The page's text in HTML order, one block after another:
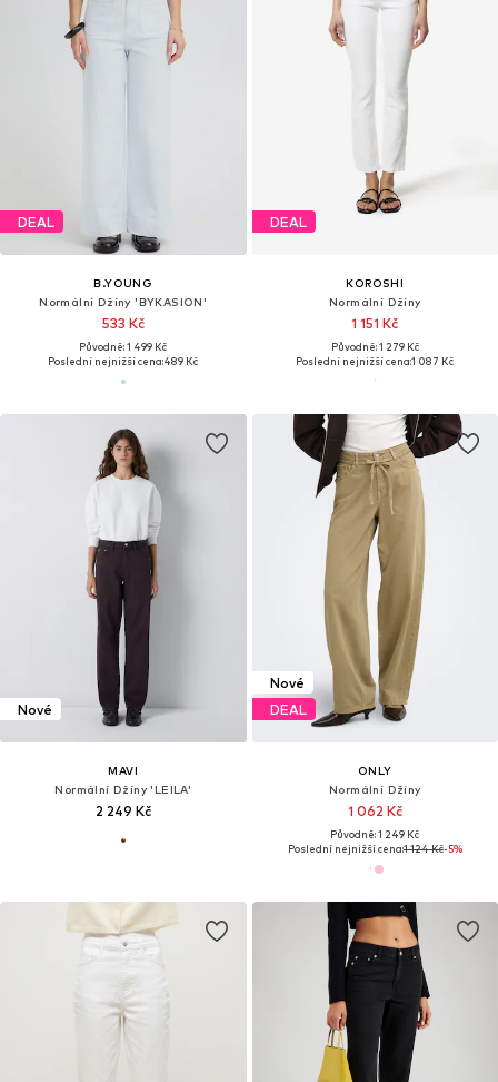
DEAL
B.YOUNG
Normální Džíny 'BYKASION'
533 Kč
Původně: 1 499 Kč
Poslední nejnižší cena:489 Kč
DEAL
KOROSHI
Normální Džíny
1 151 Kč
Původně: 1 279 Kč
Poslední nejnižší cena:1 087 Kč
Nové
MAVI
Normální Džíny 'LEILA'
2 249 Kč
Nové
DEAL
ONLY
Normální Džíny
1 062 Kč
Původně: 1 249 Kč
Poslední nejnižší cena:1 124 Kč-5%